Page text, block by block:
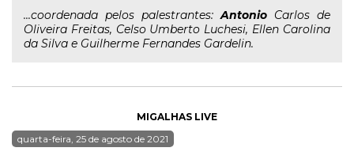
...coordenada pelos palestrantes:Antonio Carlos de
Oliveira Freitas, Celso Umberto Luchesi, Ellen Carolina
da Silva e Guilherme Fernandes Gardelin.
MIGALHAS LIVE
quarta-feira, 25 de agosto de 2021